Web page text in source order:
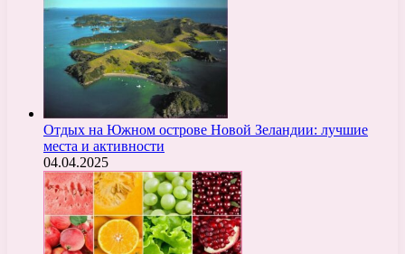
Отдых на Южном острове Новой Зеландии: лучшие
места и активности
04.04.2025